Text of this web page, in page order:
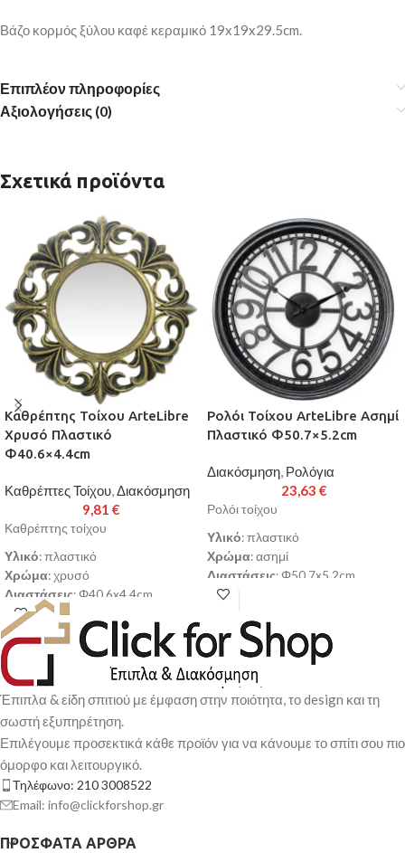
Βάζο κορμός ξύλου καφέ κεραμικό 19x19x29.5cm.
Επιπλέον πληροφορίες
Αξιολογήσεις (0)
Σχετικά προϊόντα
Καθρέπτης Τοίχου ArteLibre
Χρυσό Πλαστικό
Φ40.6×4.4cm
Καθρέπτες Τοίχου,Διακόσμηση
9,81 €
Καθρέπτης τοίχου
Υλικό: πλαστικό
Χρώμα: χρυσό
Διαστάσεις: Φ40.6x4.4cm
Παράδοση σε 3-10 εργάσιμες
ημέρες
Ρολόι Τοίχου ArteLibre Ασημί
Πλαστικό Φ50.7×5.2cm
Διακόσμηση, Ρολόγια
23,63 €
Ρολόι τοίχου
Υλικό: πλαστικό
Χρώμα: ασημί
Διαστάσεις: Φ50.7x5.2cm
Παράδοση σε 3-10 εργάσιμες
Έπιπλα & είδη σπιτιού με έμφαση στην ποιότητα, το design και τη
σωστή εξυπηρέτηση.
Επιλέγουμε προσεκτικά κάθε προϊόν για να κάνουμε το σπίτι σου πιο
όμορφο και λειτουργικό.
Τηλέφωνο: 210 3008522
Email: info@clickforshop.gr
ΠΡΌΣΦΑΤΑ ΆΡΘΡΑ